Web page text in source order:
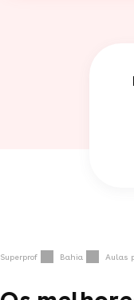
Superprof Bahia Aulas